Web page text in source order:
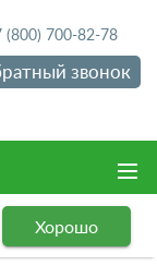
(800) 700-82-78
звонок
Хорошо